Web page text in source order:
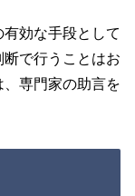
効な手段として
で行うことはお
専門家の助言を